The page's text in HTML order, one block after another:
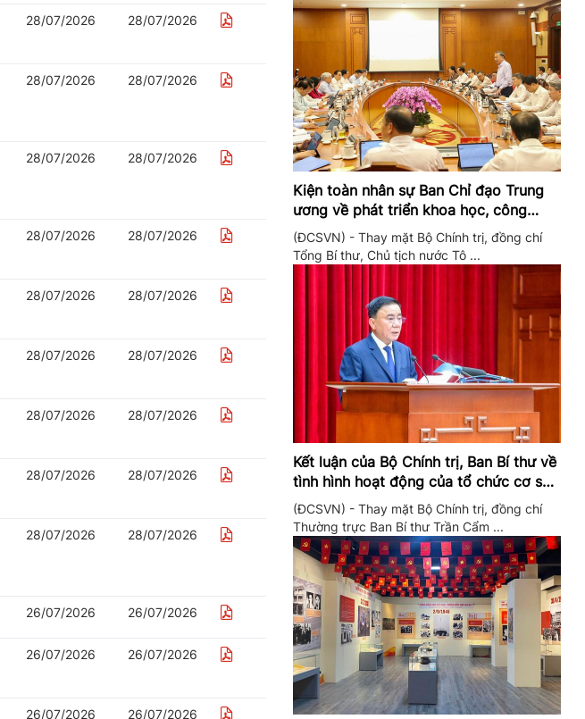
28/07/2026 28/07/2026
28/07/2026 28/07/2026
28/07/2026 28/07/2026
28/07/2026 28/07/2026
28/07/2026 28/07/2026
28/07/2026 28/07/2026
28/07/2026 28/07/2026
28/07/2026 28/07/2026
28/07/2026 28/07/2026
26/07/2026 26/07/2026
26/07/2026 26/07/2026
26/07/2026 26/07/2026
Kiện toàn nhân sự Ban Chỉ đạo Trung
ương về phát triển khoa học, công
nghệ, đổi mới sáng tạo và chuyển đổi
số
(ĐCSVN) - Thay mặt Bộ Chính trị, đồng chí
Tổng Bí thư, Chủ tịch nước Tô ...
Kết luận của Bộ Chính trị, Ban Bí thư về
tình hình hoạt động của tổ chức cơ sở
đảng trong quý II/2026
(ĐCSVN) - Thay mặt Bộ Chính trị, đồng chí
Thường trực Ban Bí thư Trần Cẩm ...